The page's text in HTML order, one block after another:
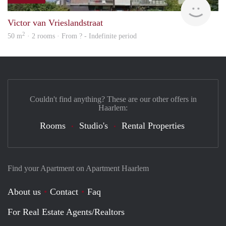
Victor van Vrieslandstraat
50 m2 · 2 rooms · From ? - Indefinite period
Find your Apartment on Apartment Haarlem
About us Contact
Faq
For Real Estate Agents/Realtors
Couldn't find anything? These are our other offers in
Haarlem:
Rooms Studio's Rental Properties